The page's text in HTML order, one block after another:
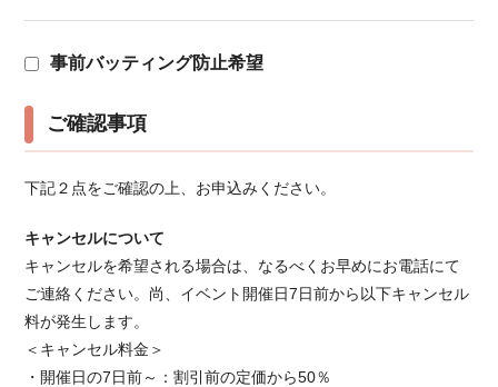
事前バッティング防止希望
ご確認事項
下記２点をご確認の上、お申込みください。
キャンセルについて
キャンセルを希望される場合は、なるべくお早めにお電話にて
ご連絡ください。 尚、イベント開催日7日前から以下キャンセル
料が発生します。
＜キャンセル料金＞
・開催日の7日前～：割引前の定価から50％